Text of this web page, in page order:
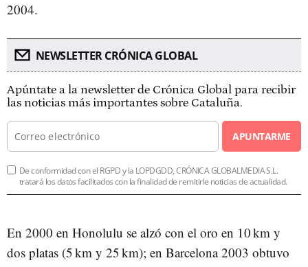
2004.
NEWSLETTER CRÓNICA GLOBAL
Apúntate a la newsletter de Crónica Global para recibir
las noticias más importantes sobre Cataluña.
APUNTARME
De conformidad con el RGPD y la LOPDGDD, CRÓNICA GLOBALMEDIA S.L.
tratará los datos facilitados con la finalidad de remitirle noticias de actualidad.
En 2000 en Honolulu se alzó con el oro en 10 km y
dos platas (5 km y 25 km); en Barcelona 2003 obtuvo